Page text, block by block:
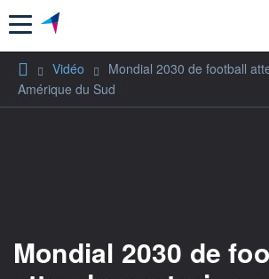
Menu
Vidéo
Mondial 2030 de football
Amérique du Sud
Mondial 2030 de